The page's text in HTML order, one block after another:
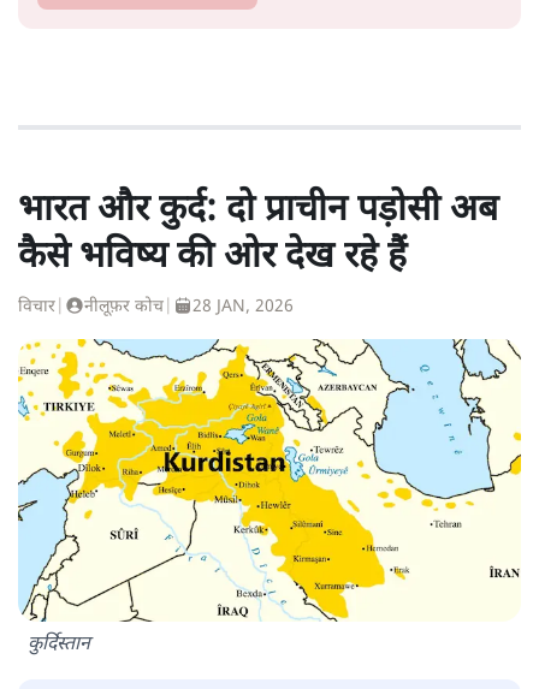
भारत और कुर्द: दो प्राचीन पड़ोसी अब
कैसे भविष्य की ओर देख रहे हैं
विचार नीलूफ़र कोच 28 JAN, 2026
कुर्दिस्तान